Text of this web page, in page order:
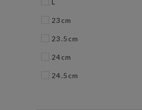
23cm
23.5cm
24cm
24.5cm